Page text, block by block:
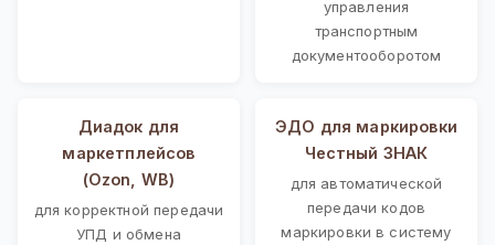
управления
транспортным
документооборотом
Диадок для
маркетплейсов
(Ozon, WB)
для корректной передачи
УПД и обмена
ЭДО для маркировки
Честный ЗНАК
для автоматической
передачи кодов
маркировки в систему